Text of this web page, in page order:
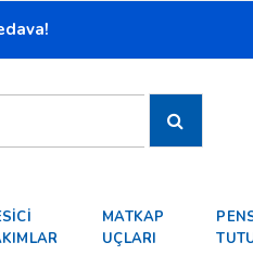
MATKAP
UÇLARI